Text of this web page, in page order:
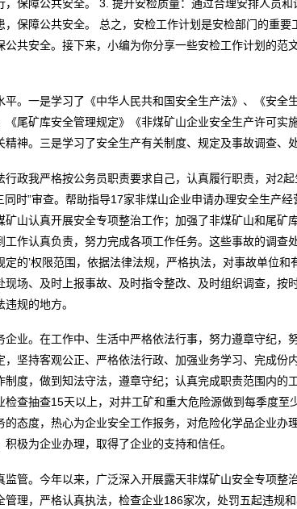
，保障公共安全。 3. 提升安检质量：通过合理安排人员和
，保障公共安全。 总之，安检工作计划是安检部门的重要
共安全。接下来，小编为你分享一些安检工作计划的范
平。一是学习了《中华人民共和国安全生产法》、《安全
《尾矿库安全管理规定》《非煤矿山企业安全生产许可实
神。三是学习了安全生产有关制度、规定及事故调查、
行政我严格按公务员职责要求自己，认真履行职责，对2
同时”审查。帮助指导17家非煤山企业申请办理安全生产
矿山认真开展安全专项整治工作；加强了非煤矿山和尾矿
工作认真负责，努力完成各项工作任务。这些事故的调查
的’权限范围，依据法律法规，严格执法，对事故单位和
现场、及时上报事故、及时指令整改、及时组织调查，按
规的地方。
企业。在工作中、生活中严格依法行事，努力遵章守纪，
，坚持客观公正、严格依法行政、加强业务学习、完成份
制度，做到知法守法，遵章守纪；认真完成职责范围内的
检查抽查15天以上，对井工矿和重大危险源做到每季度至
的态度，热心为企业安全工作报务，对危险化学品企业办
极为企业办理，取得了企业的支持和信任。
监管。今年以来，广泛深入开展露天非煤矿山安全专项整
管理，严格认真执法，检查企业186家次，处罚五起违规